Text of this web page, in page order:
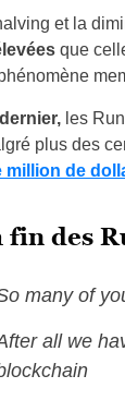
et la
que
les
plus des
million de
fin des
many of
all we